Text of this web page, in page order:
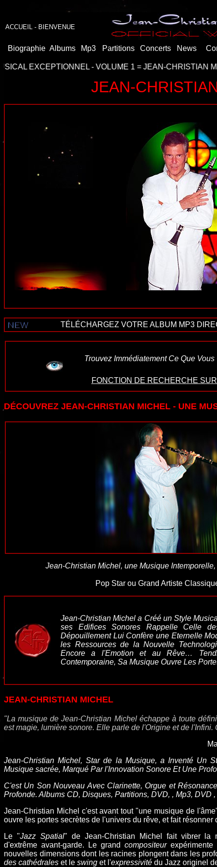
ACCUEIL - BIENVENUE
Biographie Albums Mp3 Partitions Concerts News
- VOLUME 1 = JEAN-CHRISTIAN MICHEL :SA
JEAN-
TÉLÉCHARGEZ VOTRE ALBUM MP3
Trouvez Immédiatement Ce Que
FONCTION DE RECHERCHE
DÉCOUVREZ JEAN-CHRISTIAN MICHEL - UNE
Jean-Christian Michel, une Musique
Pop Star ou Grand Artiste
Jean-Christian Michel a Créé un Style
ses Edifices Sonores Rappelle Celle
Dépouillement Lui Confère une Eternelle
les Ressources de la Nouvelle
Encore a l'Emotion et au Rêve…
Contemporaine, Sa Musique Ouvre Les
JEAN-CHRISTIAN MICHEL
"La musique de Jean-Christian Michel échappe à toute
est magie, lumière sonore. Elle parle de l'Origine et de l'Infini.
Jean-Christian Michel, Star de la Musique, a Inventé Un
Musique sacrée, Marqué Par l'Innovation Sonore Et Une
C'est Un Son Nouveau Avec Clarinette, Orgue et
Profonde. Albums CD, Disques, Partitions, DVD, , Mp3, DVD
Jean-Christian Michel c'est avant tout "une musique de
ouvre les portes secrètes de l'univers du rêve, et fait
Le "Jazz Spatial" de Jean-Christian Michel fait vibrer la
d'extrême avant-garde.
Le grand compositeur
nouvelles dimensions dont les racines plongent dans les
des cathédrales et le swing et l'expressivité du Jazz originel